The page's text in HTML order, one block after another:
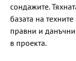
сондажите.
базата на
правни и
в проекта.